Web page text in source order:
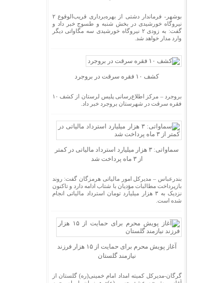
بوشهر- فرماندار دشتی از بهره‌برداری قریب‌الوقوع ۲
نیروگاه خورشیدی در بخش شنبه و طسوج خبر داد و
گفت: به زودی ۲ نیروگاه خورشیدی سه مگاواتی دیگر
وارد مدار خواهد شد.
کشف ۱۰ فقره سرقت در بروجرد
بروجرد – مرکز اطلاع‌رسانی پلیس لرستان از کشف ۱۰
فقره سرقت در شهرستان بروجرد خبر داد.
سماواتی: ۳ هزار میلیارد استرداد مالیاتی در کمتر
از ۳ ماه پرداخت شد
بندرعباس – مدیرکل امور مالیاتی هرمزگان گفت: روند
بازپرداخت مطالبات مؤدیان با شتاب ادامه دارد و تاکنون
نزدیک به ۳ هزار میلیارد تومان استرداد مالیاتی انجام
شده است.
آغاز پویش محرم برای حمایت از ۱۵ هزار فرزند
نیازمند گلستان
گرگان-مدیرکل کمیته امداد امام خمینی(ره) گلستان از